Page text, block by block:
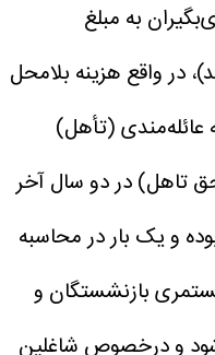
به مبلغ
فرزند)، در واقع هزینه بلامحل
عائله‌مندی (تأهل)
تاهل) در دو سال آخر
و یک بار در محاسبه
بازنشستگان و
و درخصوص شاغلین